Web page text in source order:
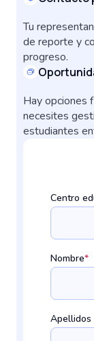
Tu
de reporte y
progreso.
Hay opciones
necesites
estudiantes
Centro
Nombre*
Apellidos